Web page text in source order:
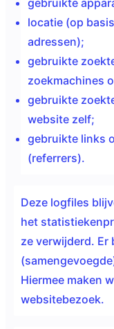
gebruikte
locatie (op
adressen);
gebruikte
zoekmachines
gebruikte
website zelf;
gebruikte links
(referrers).
Deze logfiles
het
ze verwijderd. Er
Hiermee maken
websitebezoek.